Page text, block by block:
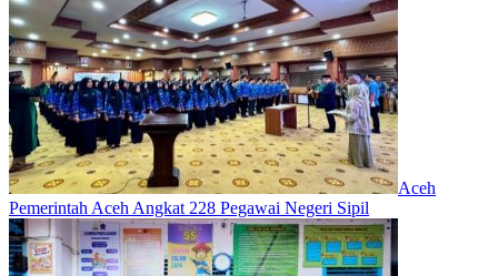
Aceh
Pemerintah Aceh Angkat 228 Pegawai Negeri Sipil